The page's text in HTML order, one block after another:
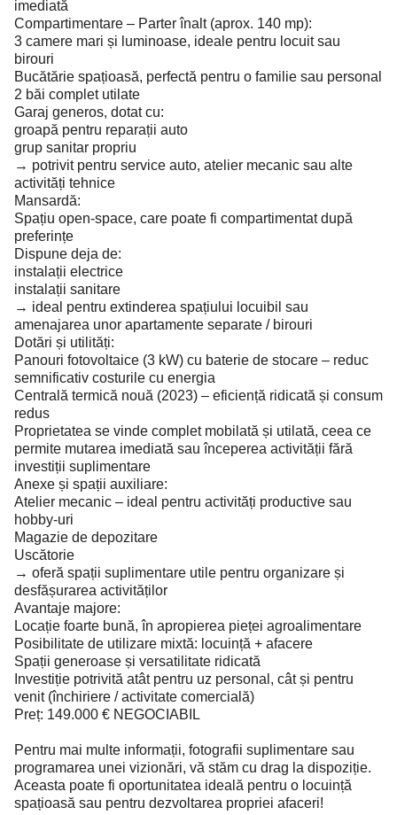
imediată
Compartimentare – Parter înalt (aprox. 140 mp):
3 camere mari și luminoase, ideale pentru locuit sau
birouri
Bucătărie spațioasă, perfectă pentru o familie sau personal
2 băi complet utilate
Garaj generos, dotat cu:
groapă pentru reparații auto
grup sanitar propriu
→ potrivit pentru service auto, atelier mecanic sau alte
activități tehnice
Mansardă:
Spațiu open-space, care poate fi compartimentat după
preferințe
Dispune deja de:
instalații electrice
instalații sanitare
→ ideal pentru extinderea spațiului locuibil sau
amenajarea unor apartamente separate / birouri
Dotări și utilități:
Panouri fotovoltaice (3 kW) cu baterie de stocare – reduc
semnificativ costurile cu energia
Centrală termică nouă (2023) – eficiență ridicată și consum
redus
Proprietatea se vinde complet mobilată și utilată, ceea ce
permite mutarea imediată sau începerea activității fără
investiții suplimentare
Anexe și spații auxiliare:
Atelier mecanic – ideal pentru activități productive sau
hobby-uri
Magazie de depozitare
Uscătorie
→ oferă spații suplimentare utile pentru organizare și
desfășurarea activităților
Avantaje majore:
Locație foarte bună, în apropierea pieței agroalimentare
Posibilitate de utilizare mixtă: locuință + afacere
Spații generoase și versatilitate ridicată
Investiție potrivită atât pentru uz personal, cât și pentru
venit (închiriere / activitate comercială)
Preț: 149.000 € NEGOCIABIL
Pentru mai multe informații, fotografii suplimentare sau
programarea unei vizionări, vă stăm cu drag la dispoziție.
Aceasta poate fi oportunitatea ideală pentru o locuință
spațioasă sau pentru dezvoltarea propriei afaceri!